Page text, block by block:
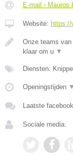
E-mail › Mauros
Website: https://
Onze teams
klaar om u ▼
Diensten:
Openingstijden ▼
Laatste
Sociale media: